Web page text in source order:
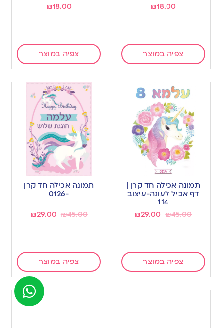
₪18.00
צפיה במוצר
₪18.00
צפיה במוצר
תמונה אכילה חד קרן |
דף אכיל לעוגה-עיצוב
114
₪45.00
₪29.00
צפיה במוצר
תמונה אכילה חד קרן
-0126
₪45.00
₪29.00
צפיה במוצר